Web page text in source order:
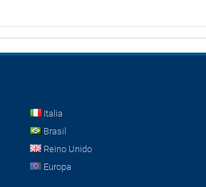
Italia
Brasil
Reino Unido
Europa